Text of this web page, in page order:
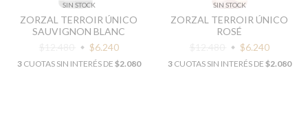
SIN STOCK
ZORZAL TERROIR ÚNICO
SAUVIGNON BLANC
$12.480
$6.240
3CUOTAS SIN INTERÉS DE $2.080
SIN STOCK
ZORZAL TERROIR ÚNICO
ROSÉ
$12.480
$6.240
3CUOTAS SIN INTERÉS DE $2.080